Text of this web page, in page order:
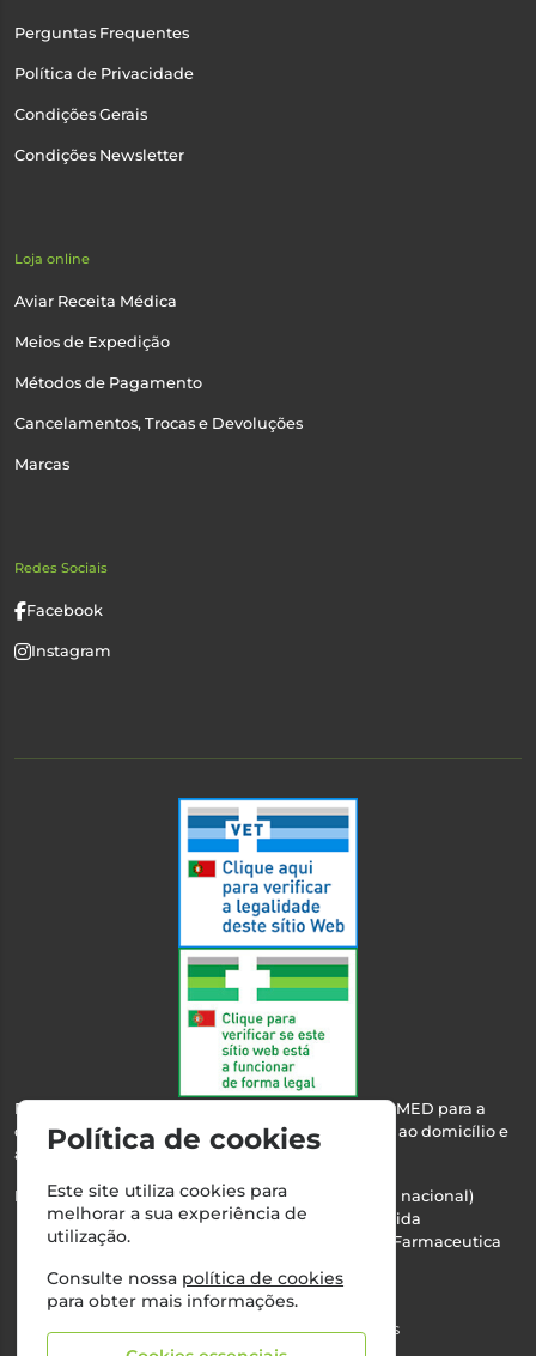
Perguntas Frequentes
Política de Privacidade
Condições Gerais
Condições Newsletter
Loja online
Aviar Receita Médica
Meios de Expedição
Métodos de Pagamento
Cancelamentos, Trocas e Devoluções
Marcas
Redes Sociais
Facebook
Instagram
Esta farmácia encontra-se autorizada pelo INFARMED para a
dispensa de medicamentos e produtos de saúde ao domicílio e
através da internet.
Nº Infarmed: 21 798 7100 (chamada para rede fixa nacional)
Direção Técnica:Maria Teresa Almeida
NIPC:510103669 | Teresa Almeida - Sociedade Farmaceutica
Alvará nº:2994
©2026 Todos os direitos reservados
Política de cookies
Este site utiliza cookies para
melhorar a sua experiência de
utilização.
Consulte nossa política de cookies
para obter mais informações.